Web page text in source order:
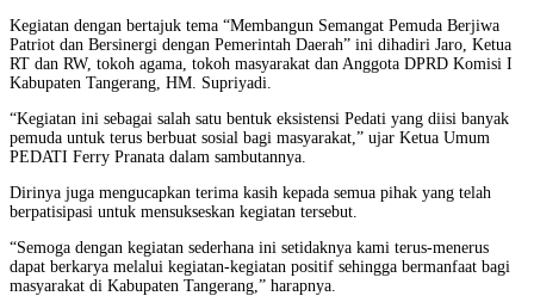
Kegiatan dengan bertajuk tema “Membangun Semangat Pemuda Berjiwa
Patriot dan Bersinergi dengan Pemerintah Daerah” ini dihadiri Jaro, Ketua
RT dan RW, tokoh agama, tokoh masyarakat dan Anggota DPRD Komisi I
Kabupaten Tangerang, HM. Supriyadi.
“Kegiatan ini sebagai salah satu bentuk eksistensi Pedati yang diisi banyak
pemuda untuk terus berbuat sosial bagi masyarakat,” ujar Ketua Umum
PEDATI Ferry Pranata dalam sambutannya.
Dirinya juga mengucapkan terima kasih kepada semua pihak yang telah
berpatisipasi untuk mensukseskan kegiatan tersebut.
“Semoga dengan kegiatan sederhana ini setidaknya kami terus-menerus
dapat berkarya melalui kegiatan-kegiatan positif sehingga bermanfaat bagi
masyarakat di Kabupaten Tangerang,” harapnya.